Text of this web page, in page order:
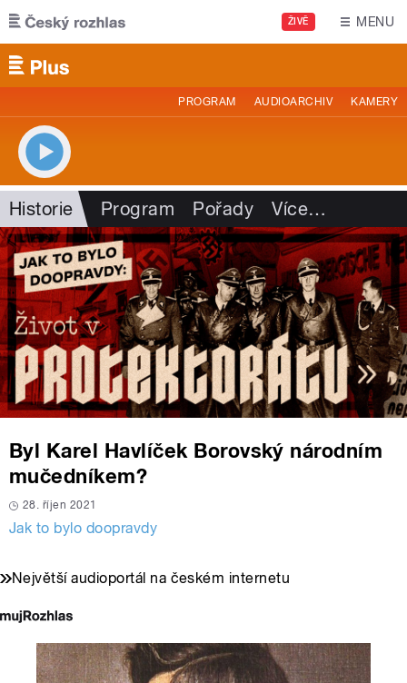
Přejít k hlavnímu obsahu
ŽIVĚ MENU
PROGRAM AUDIOARCHIV KAMERY
Historie Program Pořady Více…
Byl Karel Havlíček Borovský národním
mučedníkem?
28. říjen 2021
Jak to bylo doopravdy
Největší audioportál na českém internetu